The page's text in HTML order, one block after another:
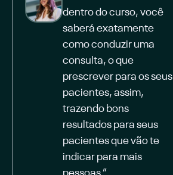
dentro do curso, você
saberá exatamente
como conduzir uma
consulta, o que
prescrever para os seus
pacientes, assim,
trazendo bons
resultados para seus
pacientes que vão te
indicar para mais